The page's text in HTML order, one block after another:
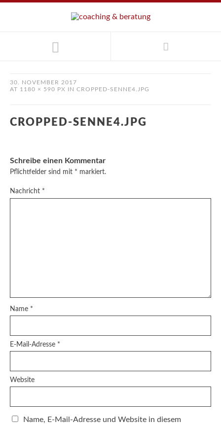
30. NOVEMBER 2017
AT 1180 × 590 PX IN CROPPED-SENNE4.JPG
CROPPED-SENNE4.JPG
Schreibe einen Kommentar
Pflichtfelder sind mit * markiert.
Nachricht *
Name *
E-Mail-Adresse *
Website
Name, E-Mail-Adresse und Website in diesem